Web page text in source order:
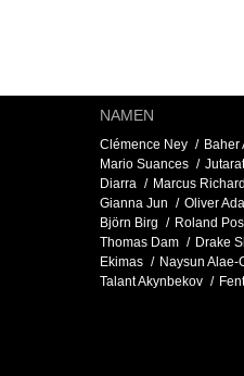
NAMEN
Clémence Ney Baher
Mario Suances
Diarra
Marcus
Gianna Jun
Oliver
Björn Birg
Roland
Thomas Dam
Drake
Ekimas
Naysun Alae-
Talant Akynbekov